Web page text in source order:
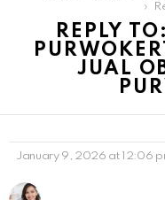
Reply
REPLY
JUAL
January 9, 2026 at 12:06